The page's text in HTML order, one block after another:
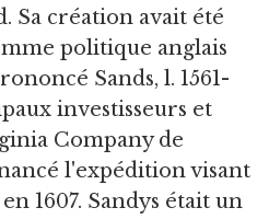
Sa création avait été
politique anglais
Sands, l. 1561-
investisseurs et
Company de
l'expédition visant
1607. Sandys était un